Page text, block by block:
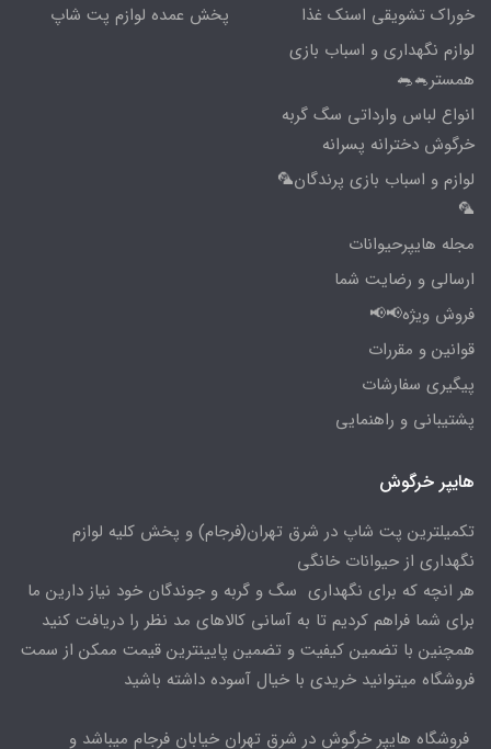
خوراک تشویقی اسنک غذا
لوازم نگهداری و اسباب بازی
همستر🐁🐀
انواع لباس وارداتی سگ گربه
خرگوش دخترانه پسرانه
لوازم و اسباب بازی پرندگان🦜
🦜
مجله هایپرحیوانات
ارسالی و رضایت شما
فروش ویژه📢📢
قوانین و مقررات
پیگیری سفارشات
پشتیبانی و راهنمایی
پخش عمده لوازم پت شاپ
هایپر خرگوش
تکمیلترین پت شاپ در شرق تهران(فرجام) و پخش کلیه لوازم
نگهداری از حیوانات خانگی
هر انچه که برای نگهداری سگ و گربه و جوندگان خود نیاز دارین ما
برای شما فراهم کردیم تا به آسانی کالاهای مد نظر را دریافت کنید
همچنین با تضمین کیفیت و تضمین پایینترین قیمت ممکن از سمت
فروشگاه میتوانید خریدی با خیال آسوده داشته باشید
فروشگاه هایپر خرگوش در شرق تهران خیابان فرجام میباشد و